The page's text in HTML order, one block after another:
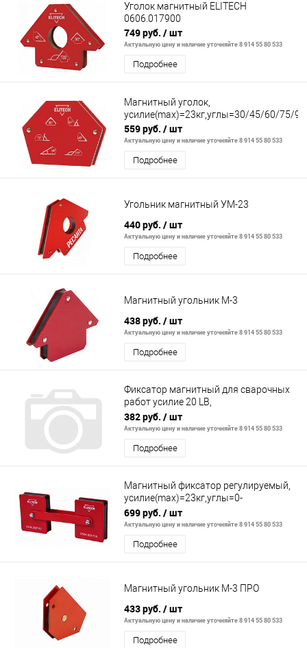
Уголок магнитный ELITECH
0606.017900
749 руб. / шт
Актуальную цену и наличие уточняйте 8 914 55 80 533
Подробнее
Магнитный уголок,
усилие(max)=23кг,углы=30/45/60/75/
559 руб. / шт
Актуальную цену и наличие уточняйте 8 914 55 80 533
Подробнее
Угольник магнитный УМ-23
440 руб. / шт
Актуальную цену и наличие уточняйте 8 914 55 80 533
Подробнее
Магнитный угольник М-3
438 руб. / шт
Актуальную цену и наличие уточняйте 8 914 55 80 533
Подробнее
Фиксатор магнитный для сварочных
работ усилие 20 LB,
30х45х60х75х90х135 град.// Denzel
382 руб. / шт
Актуальную цену и наличие уточняйте 8 914 55 80 533
Подробнее
Магнитный фиксатор регулируемый,
усилие(max)=23кг,углы=0-
360,блистер,1шт
699 руб. / шт
Актуальную цену и наличие уточняйте 8 914 55 80 533
Подробнее
Магнитный угольник М-3 ПРО
433 руб. / шт
Актуальную цену и наличие уточняйте 8 914 55 80 533
Подробнее